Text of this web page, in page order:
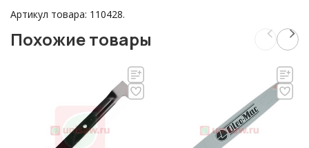
Артикул товара: 110428.
Похожие товары